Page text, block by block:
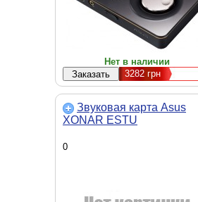
Нет в наличии
3282 грн
Звуковая карта Asus
XONAR ESTU
0